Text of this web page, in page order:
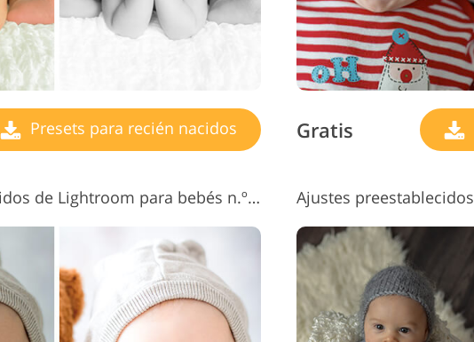
Presets para recién nacidos Gratis
Ajustes preestablecidos de Lightroom para bebés n.º 9 "Saturation"